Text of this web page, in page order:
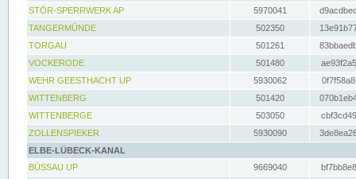
STÖR-SPERRWERK AP 5970041
TANGERMÜNDE
502350
TORGAU
501261
VOCKERODE
501480
WEHR GEESTHACHT UP
5930062
WITTENBERG
501420
WITTENBERGE
503050
ZOLLENSPIEKER
5930090
ELBE-LÜBECK-KANAL
BÜSSAU UP
9669040